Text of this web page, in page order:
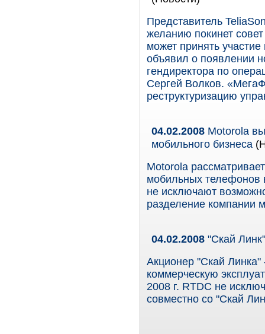
Представитель
желанию покинет
может принять
объявил о появлении
гендиректора по
Сергей Волков.
реструктуризацию
04.02.2008 Motorola
мобильного бизнеса
Motorola
мобильных телефонов
не исключают
разделение компании
04.02.2008 "Скай
Акционер "Скай Линка"
коммерческую
2008 г. RTDC не
совместно со "Скай